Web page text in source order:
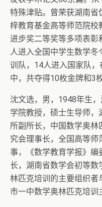
特殊津贴。曾荣获湖南
梓教育基金高等师范院校
进步奖二等奖等多项表
人进入全国中学生数学
训队，14人进入国家队，
中，共夺得10枚金牌和3
沈文选，男，1948年生
学院教授，硕士生导师
所副所长，中国数学奥
究会理事长，全国高等
事，《数学教育学报》
长，湖南省数学会初等
林匹克培训的主要组织
市一中数学奥林匹克培训